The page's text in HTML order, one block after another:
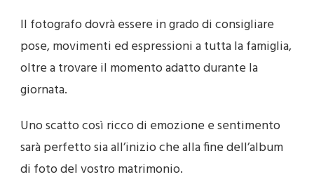
Il fotografo dovrà essere in grado di consigliare
pose, movimenti ed espressioni a tutta la famiglia,
oltre a trovare il momento adatto durante la
giornata.
Uno scatto così ricco di emozione e sentimento
sarà perfetto sia all’inizio che alla fine dell’album
di foto del vostro matrimonio.